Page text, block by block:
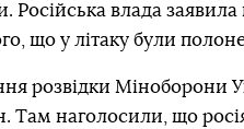
Російська влада
що у літаку були
розвідки Міноборони
Там наголосили, що